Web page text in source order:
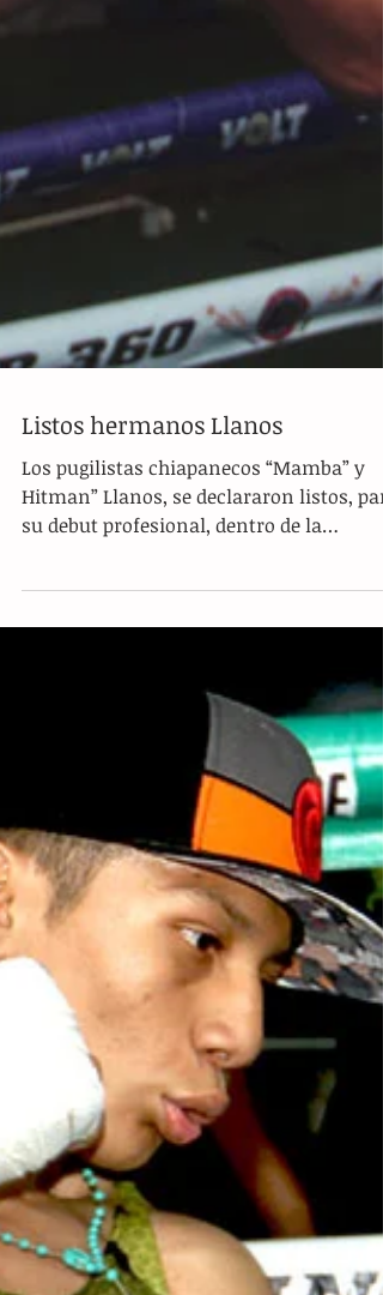
Listos hermanos Llanos
Los pugilistas chiapanecos “Mamba” y
Hitman” Llanos, se declararon listos,
cartelera boxística...